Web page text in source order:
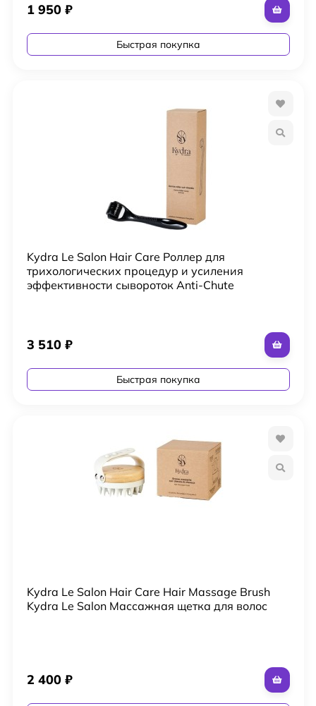
1 950 ₽
Быстрая покупка
Kydra Le Salon Hair Care Роллер для
трихологических процедур и усиления
эффективности сывороток Anti-Chute
3 510 ₽
Быстрая покупка
Kydra Le Salon Hair Care Hair Massage Brush
Kydra Le Salon Массажная щетка для волос
2 400 ₽